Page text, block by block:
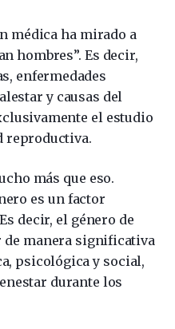
médica ha mirado a
hombres”. Es decir,
enfermedades
y causas del
el estudio
reproductiva.
más que eso.
es un factor
decir, el género de
manera significativa
psicológica y social,
durante los